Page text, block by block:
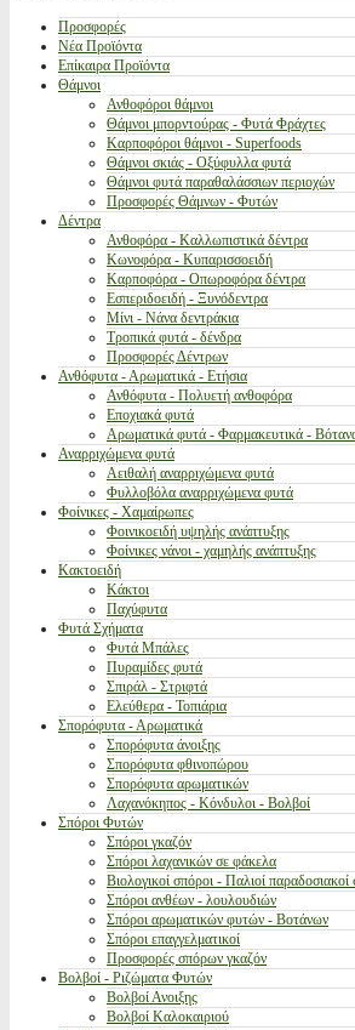
Προσφορές
Νέα Προϊόντα
Επίκαιρα Προϊόντα
Θάμνοι
Ανθοφόροι θάμνοι
Θάμνοι μπορντούρας - Φυτά Φράχτες
Καρποφόροι θάμνοι - Superfoods
Θάμνοι σκιάς - Οξύφυλλα φυτά
Θάμνοι φυτά παραθαλάσσιων περιοχών
Προσφορές Θάμνων - Φυτών
Δέντρα
Ανθοφόρα - Καλλωπιστικά δέντρα
Κωνοφόρα - Κυπαρισσοειδή
Καρποφόρα - Οπωροφόρα δέντρα
Εσπεριδοειδή - Ξυνόδεντρα
Μίνι - Νάνα δεντράκια
Τροπικά φυτά - δένδρα
Προσφορές Δέντρων
Ανθόφυτα - Αρωματικά - Ετήσια
Ανθόφυτα - Πολυετή ανθοφόρα
Εποχιακά φυτά
Αρωματικά φυτά - Φαρμακευτικά -
Αναρριχώμενα φυτά
Αειθαλή αναρριχώμενα φυτά
Φυλλοβόλα αναρριχώμενα φυτά
Φοίνικες - Χαμαίρωπες
Φοινικοειδή υψηλής ανάπτυξης
Φοίνικες νάνοι - χαμηλής ανάπτυξης
Κακτοειδή
Κάκτοι
Παχύφυτα
Φυτά Σχήματα
Φυτά Μπάλες
Πυραμίδες φυτά
Σπιράλ - Στριφτά
Ελεύθερα - Τοπιάρια
Σπορόφυτα - Αρωματικά
Σπορόφυτα άνοιξης
Σπορόφυτα φθινοπώρου
Σπορόφυτα αρωματικών
Λαχανόκηπος - Κόνδυλοι - Βολβοί
Σπόροι Φυτών
Σπόροι γκαζόν
Σπόροι λαχανικών σε φάκελα
Βιολογικοί σπόροι - Παλιοί παραδοσιακοί
Σπόροι ανθέων - λουλουδιών
Σπόροι αρωματικών φυτών - Βοτάνων
Σπόροι επαγγελματικοί
Προσφορές σπόρων γκαζόν
Βολβοί - Ριζώματα Φυτών
Βολβοί Ανοιξης
Βολβοί Καλοκαιριού